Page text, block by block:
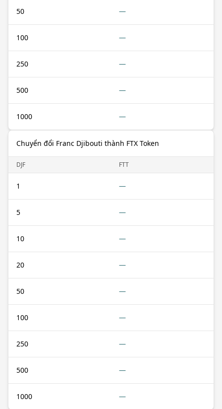
50 —
100 —
250 —
500 —
1000 —
Chuyển đổi Franc Djibouti thành FTX Token
DJF FTT
1 —
5 —
10 —
20 —
50 —
100 —
250 —
500 —
1000 —